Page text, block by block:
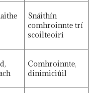
Snáithín
comhroinnte trí
scoilteoirí
Comhroinnte,
dinimiciúil